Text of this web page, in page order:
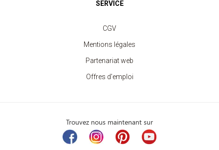
SERVICE
CGV
Mentions légales
Partenariat web
Offres d'emploi
Trouvez nous maintenant sur